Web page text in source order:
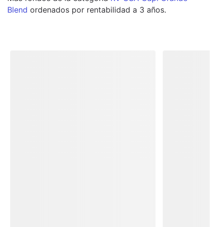
Blend ordenados por rentabilidad a 3 años.